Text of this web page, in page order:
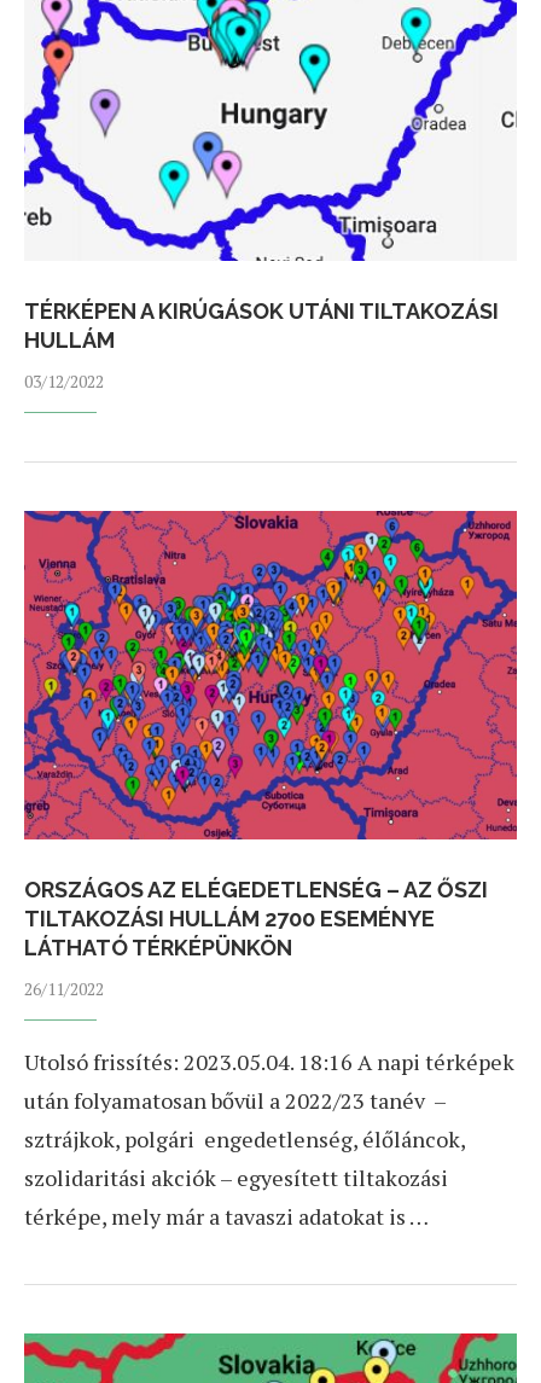
TÉRKÉPEN A KIRÚGÁSOK UTÁNI TILTAKOZÁSI
HULLÁM
03/12/2022
ORSZÁGOS AZ ELÉGEDETLENSÉG – AZ ŐSZI
TILTAKOZÁSI HULLÁM 2700 ESEMÉNYE
LÁTHATÓ TÉRKÉPÜNKÖN
26/11/2022
Utolsó frissítés: 2023.05.04. 18:16 A napi térképek
után folyamatosan bővül a 2022/23 tanév –
sztrájkok, polgári engedetlenség, élőláncok,
szolidaritási akciók – egyesített tiltakozási
térképe, mely már a tavaszi adatokat is …